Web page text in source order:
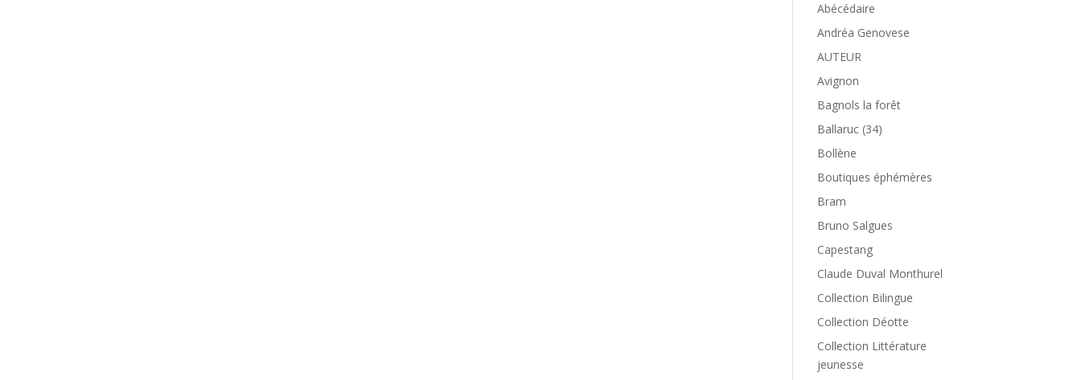
Abécédaire
Andréa Genovese
AUTEUR
Avignon
Bagnols la forêt
Ballaruc (34)
Bollène
Boutiques éphémères
Bram
Bruno Salgues
Capestang
Claude Duval Monthurel
Collection Bilingue
Collection Déotte
Collection Littérature
jeunesse